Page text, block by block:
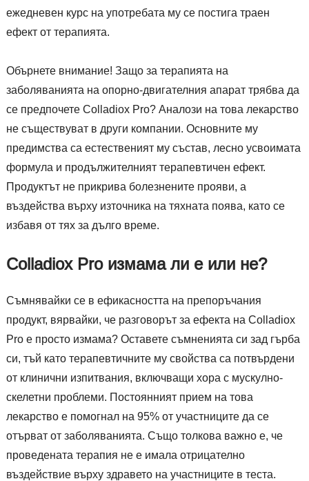
ежедневен курс на употребата му се постига траен
ефект от терапията.
Обърнете внимание! Защо за терапията на
заболяванията на опорно-двигателния апарат трябва да
се предпочете Colladiox Pro? Аналози на това лекарство
не съществуват в други компании. Основните му
предимства са естественият му състав, лесно усвоимата
формула и продължителният терапевтичен ефект.
Продуктът не прикрива болезнените прояви, а
въздейства върху източника на тяхната поява, като се
избавя от тях за дълго време.
Colladiox Pro измама ли е или не?
Съмнявайки се в ефикасността на препоръчания
продукт, вярвайки, че разговорът за ефекта на Colladiox
Pro е просто измама? Оставете съмненията си зад гърба
си, тъй като терапевтичните му свойства са потвърдени
от клинични изпитвания, включващи хора с мускулно-
скелетни проблеми. Постоянният прием на това
лекарство е помогнал на 95% от участниците да се
отърват от заболяванията. Също толкова важно е, че
проведената терапия не е имала отрицателно
въздействие върху здравето на участниците в теста.